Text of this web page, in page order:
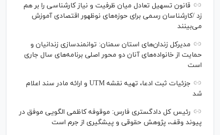
قانون تسهیل تعادل میان ظرفیت و نیاز کارشناسی را بر هم
زد /کارشناسان رسمی برای حوزه‌های نوظهور اقتصادی آموزش
می‌بینند
مدیرکل زندان‌های استان سمنان: توانمندسازی زندانیان و
حمایت از خانواده‌های آنان دو محور اصلی برنامه‌های سال جاری
است
جزئیات ثبت ادعا، تهیه نقشه UTM و ارائه مادر سند اعلام
شد
رئیس کل دادگستری فارس: موقوفه کاظمی الگویی موفق در
پیوند وقف، پژوهش حقوقی و پیشگیری از جرم است